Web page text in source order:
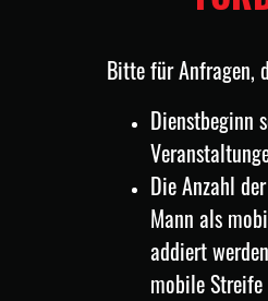
Bitte für Anfragen,
Dienstbeginn
Die Anzahl
Mann als
addiert
mobile